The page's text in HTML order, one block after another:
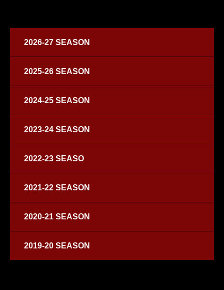
2026-27 SEASON
2025-26 SEASON
2024-25 SEASON
2023-24 SEASON
2022-23 SEASO
2021-22 SEASON
2020-21 SEASON
2019-20 SEASON